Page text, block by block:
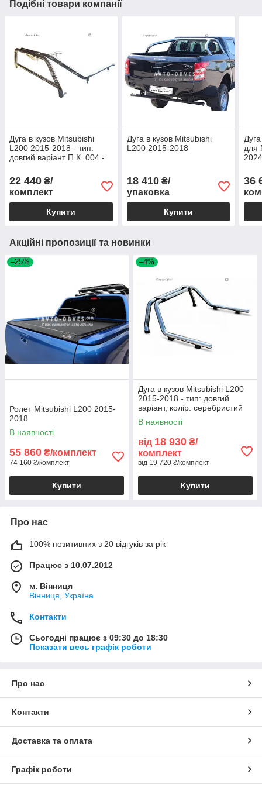
Подібні товари компанії
Дуга в кузов Mitsubishi
L200 2015-2018 - тип:
довгий варіант П.К. 004 -
22 440 ₴/
комплект
Купити
Дуга в кузов Mitsubishi
L200 2015-2018
18 410₴/
упаковка
Купити
для
36
Акційні пропозиції та новинки
–25%
Ролет Mitsubishi L200 2015-
2018
В наявності
55 860 ₴/комплект
74 160 ₴/комплект
Купити
–4%
Дуга в кузов Mitsubishi L200
2015-2018 - тип: довгий
варіант, колір: серебристий
В наявності
від 18 930 ₴/
комплект
від 19 720 ₴/комплект
Купити
Про нас
100% позитивних з 20 відгуків за рік
Працює з 10.07.2012
м. Вінниця
Вінниця, Україна
Контакти
Сьогодні працює з 09:30 до 18:30
Показати весь графік роботи
Про нас
Контакти
Доставка та оплата
Графік роботи